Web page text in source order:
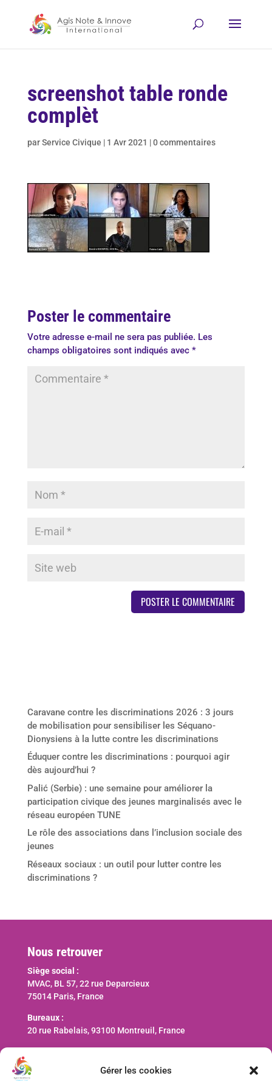
Gérer les cookies
screenshot table ronde
complèt
parService Civique | 1 Avr 2021 |0 commentaires
Poster le commentaire
Votre adresse e-mail ne sera pas publiée. Les
champs obligatoires sont indiqués avec *
Caravane contre les discriminations 2026 : 3 jours
de mobilisation pour sensibiliser les Séquano-
Dionysiens à la lutte contre les discriminations
Éduquer contre les discriminations : pourquoi agir
dès aujourd’hui ?
Palić (Serbie) : une semaine pour améliorer la
participation civique des jeunes marginalisés avec le
réseau européen TUNE
Le rôle des associations dans l’inclusion sociale des
jeunes
Réseaux sociaux : un outil pour lutter contre les
discriminations ?
Nous retrouver
Siège social :
MVAC, BL 57, 22 rue Deparcieux
75014 Paris, France
Bureaux :
20 rue Rabelais, 93100 Montreuil, France
Nous contacter